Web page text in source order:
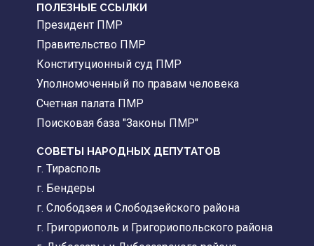
ПОЛЕЗНЫЕ ССЫЛКИ
Президент ПМР
Правительство ПМР
Конституционный суд ПМР
Уполномоченный по правам человека
Счетная палата ПМР
Поисковая база "Законы ПМР"
СОВЕТЫ НАРОДНЫХ ДЕПУТАТОВ
г. Тирасполь
г. Бендеры
г. Слободзея и Слободзейского района
г. Григориополь и Григориопольского района